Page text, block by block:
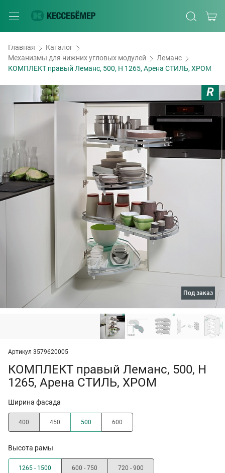
Главная
Каталог
Механизмы для нижних угловых модулей
Леманс
КОМПЛЕКТ правый Леманс, 500, H 1265, Арена СТИЛЬ, ХРОМ
под заказ
Артикул 3579620005
КОМПЛЕКТ правый Леманс, 500, H
1265, Арена СТИЛЬ, ХРОМ
Ширина фасада
400 450 500 600
Высота рамы
1265 - 1500 600 - 750 720 - 900